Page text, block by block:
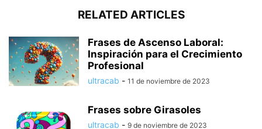
RELATED ARTICLES
Frases de Ascenso Laboral:
Inspiración para el Crecimiento
Profesional
ultracab - 11 de noviembre de 2023
Frases sobre Girasoles
ultracab - 9 de noviembre de 2023